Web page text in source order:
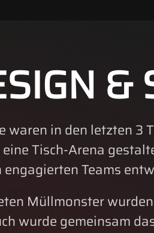
&
waren in den letzten
Tisch-Arena
Teams
Müllmonster
wurde gemeinsam